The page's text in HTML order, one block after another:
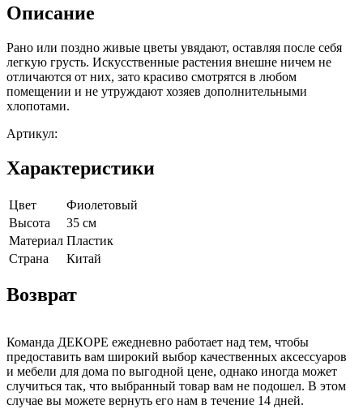
Описание
Рано или поздно живые цветы увядают, оставляя после себя
легкую грусть. Искусственные растения внешне ничем не
отличаются от них, зато красиво смотрятся в любом
помещении и не утруждают хозяев дополнительными
хлопотами.
Артикул:
Характеристики
Цвет
Фиолетовый
Высота
35 см
Материал Пластик
Страна
Китай
Возврат
Команда ДЕКОРЕ ежедневно работает над тем, чтобы
предоставить вам широкий выбор качественных аксессуаров
и мебели для дома по выгодной цене, однако иногда может
случиться так, что выбранный товар вам не подошел. В этом
случае вы можете вернуть его нам в течение 14 дней.